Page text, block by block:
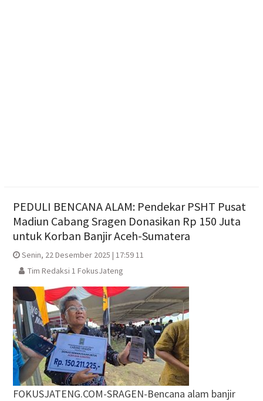
PEDULI BENCANA ALAM: Pendekar PSHT Pusat
Madiun Cabang Sragen Donasikan Rp 150 Juta
untuk Korban Banjir Aceh-Sumatera
Senin, 22 Desember 2025 | 17:59 11
Tim Redaksi 1 FokusJateng
FOKUSJATENG.COM-SRAGEN-Bencana alam banjir